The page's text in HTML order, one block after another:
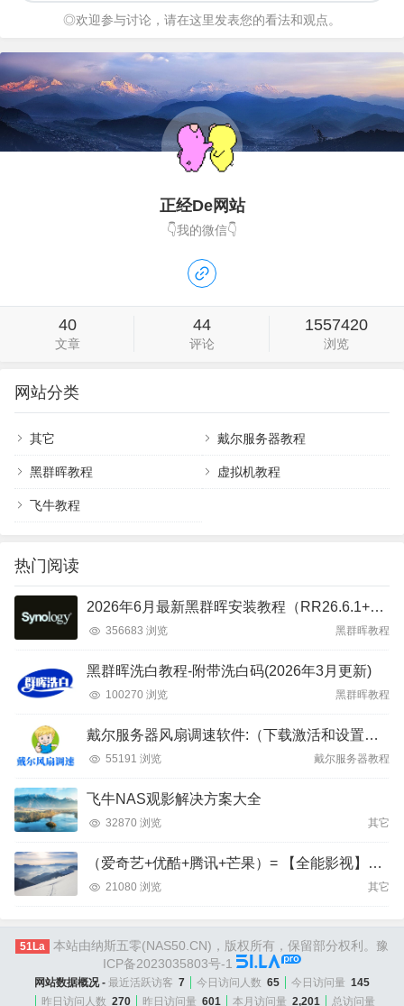
◎欢迎参与讨论，请在这里发表您的看法和观点。
正经De网站
👇我的微信👇
40
文章
44
评论
1557420
浏览
网站分类
其它 戴尔服务器教程
黑群晖教程 虚拟机教程
飞牛教程
热门阅读
2026年6月最新黑群晖安装教程（RR26.6.1+DSM7.4）
356683 浏览 黑群晖教程
黑群晖洗白教程-附带洗白码(2026年3月更新)
100270 浏览 黑群晖教程
戴尔服务器风扇调速软件:（下载激活和设置教程）
55191 浏览 戴尔服务器教程
飞牛NAS观影解决方案大全
32870 浏览 其它
（爱奇艺+优酷+腾讯+芒果）= 【全能影视】APP
21080 浏览 其它
51La 本站由纳斯五零(NAS50.CN)，版权所有，保留部分权利。 豫
ICP备2023035803号-1
网站数据概况 - 最近活跃访客 7 今日访问人数 65 今日访问量 145
昨日访问人数 270 昨日访问量 601 本月访问量 2,201 总访问量